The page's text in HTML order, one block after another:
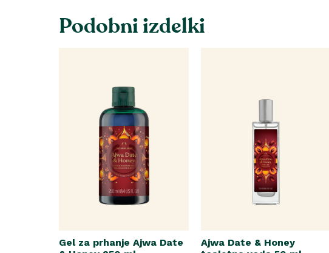
Podobni izdelki
Gel za prhanje Ajwa Date
Ajwa Date & Honey